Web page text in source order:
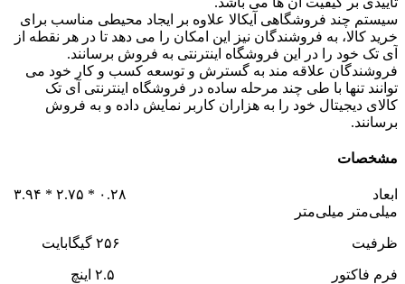
سیستم چند فروشگاهی آیکالا علاوه بر ایجاد محیطی مناسب برای
خرید کالا، به فروشندگان نیز این امکان را می دهد تا در هر نقطه از
آی تک خود را در این فروشگاه اینترنتی به فروش برسانند.
فروشندگان علاقه مند به گسترش و توسعه کسب و کار خود می
توانند تنها با طی چند مرحله ساده در فروشگاه اینترنتی آی تک
کالای دیجیتال خود را به هزاران کاربر نمایش داده و به فروش
برسانند.
مشخصات
ابعاد ۰.۲۸ * ۲.۷۵ * ۳.۹۴
میلی‌متر میلی‌متر
ظرفیت ۲۵۶ گیگابایت
فرم فاکتور ۲.۵ اینچ